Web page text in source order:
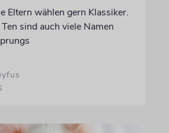
Eltern wählen gern Klassiker.
sind auch viele Namen